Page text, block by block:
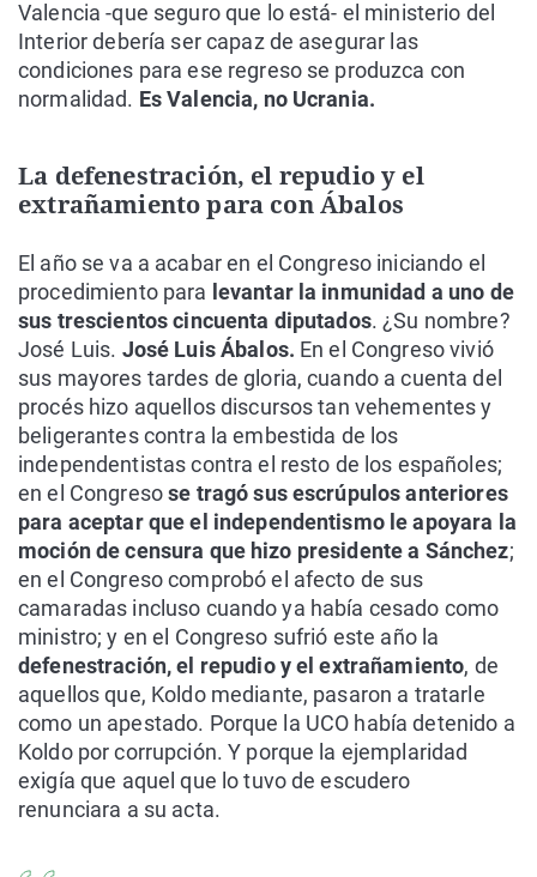
Valencia -que seguro que lo está- el ministerio del
Interior debería ser capaz de asegurar las
condiciones para ese regreso se produzca con
normalidad. Es Valencia, no Ucrania.
La defenestración, el repudio y el
extrañamiento para con Ábalos
El año se va a acabar en el Congreso iniciando el
procedimiento para levantar la inmunidad a uno de
sus trescientos cincuenta diputados. ¿Su nombre?
José Luis. José Luis Ábalos. En el Congreso vivió
sus mayores tardes de gloria, cuando a cuenta del
procés hizo aquellos discursos tan vehementes y
beligerantes contra la embestida de los
independentistas contra el resto de los españoles;
en el Congresose tragó sus escrúpulos anteriores
para aceptar que el independentismo le apoyara la
moción de censura que hizo presidente a Sánchez;
en el Congreso comprobó el afecto de sus
camaradas incluso cuando ya había cesado como
ministro; y en el Congreso sufrió este año la
defenestración, el repudio y el extrañamiento, de
aquellos que, Koldo mediante, pasaron a tratarle
como un apestado. Porque la UCO había detenido a
Koldo por corrupción. Y porque la ejemplaridad
exigía que aquel que lo tuvo de escudero
renunciara a su acta.